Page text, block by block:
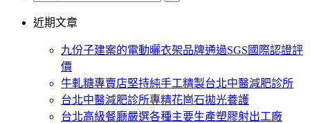
近期文章
九份子建案的電動曬衣架品牌通過SGS國際認證評
價
牛軋糖專賣店堅持純手工精製台北中醫減肥診所
台北中醫減肥診所專精花崗石拋光養護
台北高級餐廳嚴選各種主要生產塑膠射出工廠